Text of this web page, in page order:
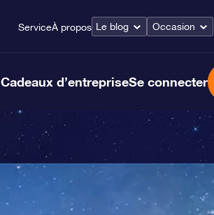
ServiceÀ propos Le blog Occasion
Cadeaux d’entrepriseSe connecter